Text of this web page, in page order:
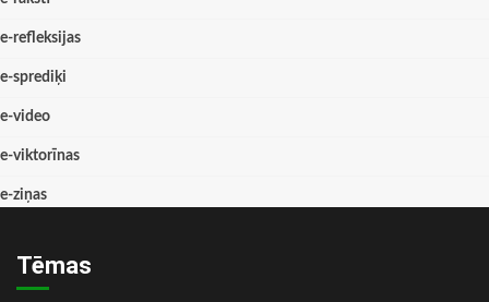
e-refleksijas
e-sprediķi
e-video
e-viktorīnas
e-ziņas
Tēmas